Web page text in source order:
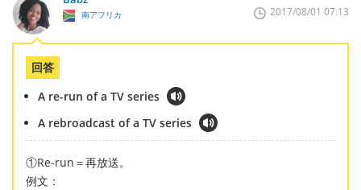
南アフリカ 2017/08/01 07:13
回答
A re-run of a TV series
A rebroadcast of a TV series
①Re-run＝再放送。
例文：